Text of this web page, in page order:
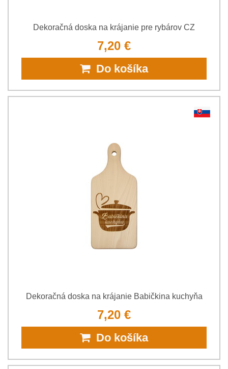
Dekoračná doska na krájanie pre rybárov CZ
7,20 €
Do košíka
Dekoračná doska na krájanie Babičkina kuchyňa
7,20 €
Do košíka